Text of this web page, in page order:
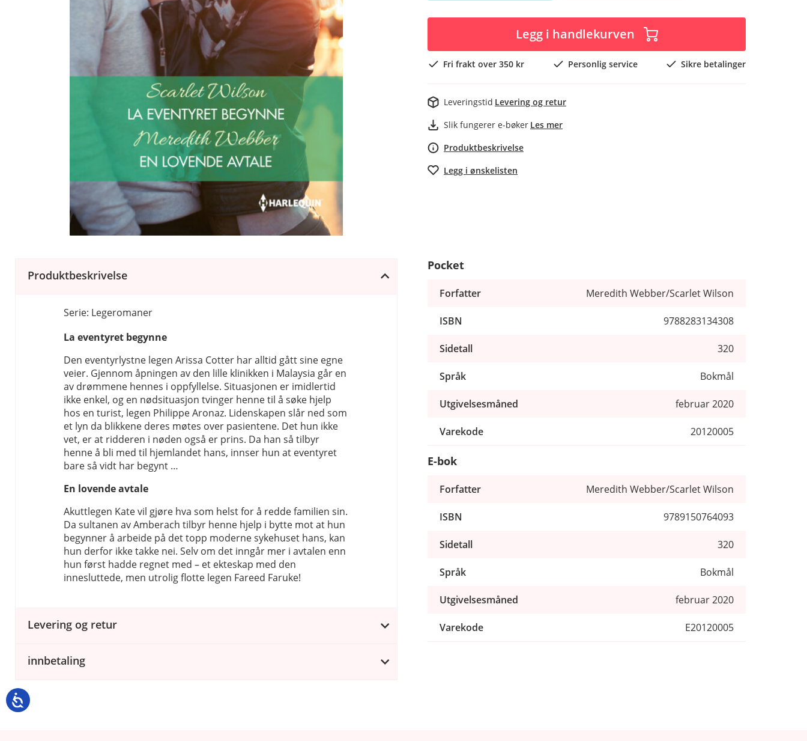
Legg i handlekurven
Fri frakt over 350 kr Personlig service Sikre betalinger
Leveringstid Levering og retur
Slik fungerer e-bøker Les mer
Produktbeskrivelse
Legg i ønskelisten
Produktbeskrivelse
Serie: Legeromaner
La eventyret begynne
Den eventyrlystne legen Arissa Cotter har alltid gått sine egne
veier. Gjennom åpningen av den lille klinikken i Malaysia går en
av drømmene hennes i oppfyllelse. Situasjonen er imidlertid
ikke enkel, og en nødsituasjon tvinger henne til å søke hjelp
hos en turist, legen Philippe Aronaz. Lidenskapen slår ned som
et lyn da blikkene deres møtes over pasientene. Det hun ikke
vet, er at ridderen i nøden også er prins. Da han så tilbyr
henne å bli med til hjemlandet hans, innser hun at eventyret
bare så vidt har begynt …
En lovende avtale
Akuttlegen Kate vil gjøre hva som helst for å redde familien sin.
Da sultanen av Amberach tilbyr henne hjelp i bytte mot at hun
begynner å arbeide på det topp moderne sykehuset hans, kan
hun derfor ikke takke nei. Selv om det inngår mer i avtalen enn
hun først hadde regnet med – et ekteskap med den
innesluttede, men utrolig flotte legen Fareed Faruke!
Levering og retur
innbetaling
Pocket
Forfatter Meredith Webber/Scarlet Wilson
ISBN 9788283134308
Sidetall 320
Språk Bokmål
Utgivelsesmåned februar 2020
Varekode 20120005
E-bok
Forfatter Meredith Webber/Scarlet Wilson
ISBN 9789150764093
Sidetall 320
Språk Bokmål
Utgivelsesmåned februar 2020
Varekode E20120005